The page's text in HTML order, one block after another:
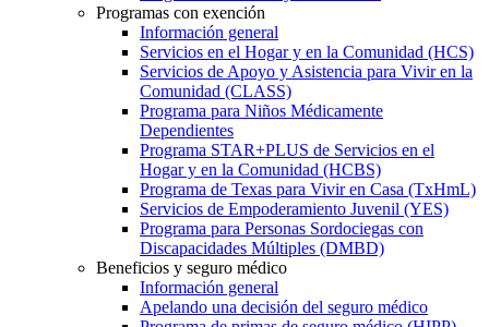
Programas con exención
Información general
Servicios en el Hogar y en la Comunidad (HCS)
Servicios de Apoyo y Asistencia para Vivir en la
Comunidad (CLASS)
Programa para Niños Médicamente
Dependientes
Programa STAR+PLUS de Servicios en el
Hogar y en la Comunidad (HCBS)
Programa de Texas para Vivir en Casa (TxHmL)
Servicios de Empoderamiento Juvenil (YES)
Programa para Personas Sordociegas con
Discapacidades Múltiples (DMBD)
Beneficios y seguro médico
Información general
Apelando una decisión del seguro médico